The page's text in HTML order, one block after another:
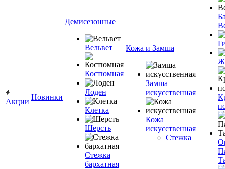
Акции
Новинки
Демисезонные
Вельвет
Костюмная
Лоден
Клетка
Шерсть
Стежка
бархатная
Кожа и Замша
Замша
искусственная
Кожа
искусственная
Стежка